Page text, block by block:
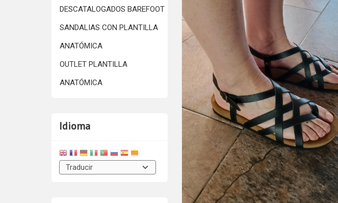
DESCATALOGADOS BAREFOOT
SANDALIAS CON PLANTILLA
ANATÓMICA
OUTLET PLANTILLA
ANATÓMICA
Idioma